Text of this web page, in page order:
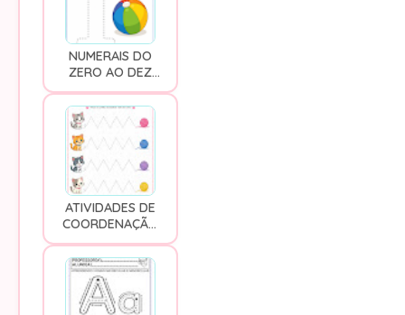
NUMERAIS DO
ZERO AO DEZ
TRACEJADOS
ATIVIDADES PARA
IMPRIMIR
ATIVIDADES DE
COORDENAÇÃO
MOTORA FINA
TRACEJADOS
PARA IMPRIMIR -
EDUCAÇÃO
INFANTIL